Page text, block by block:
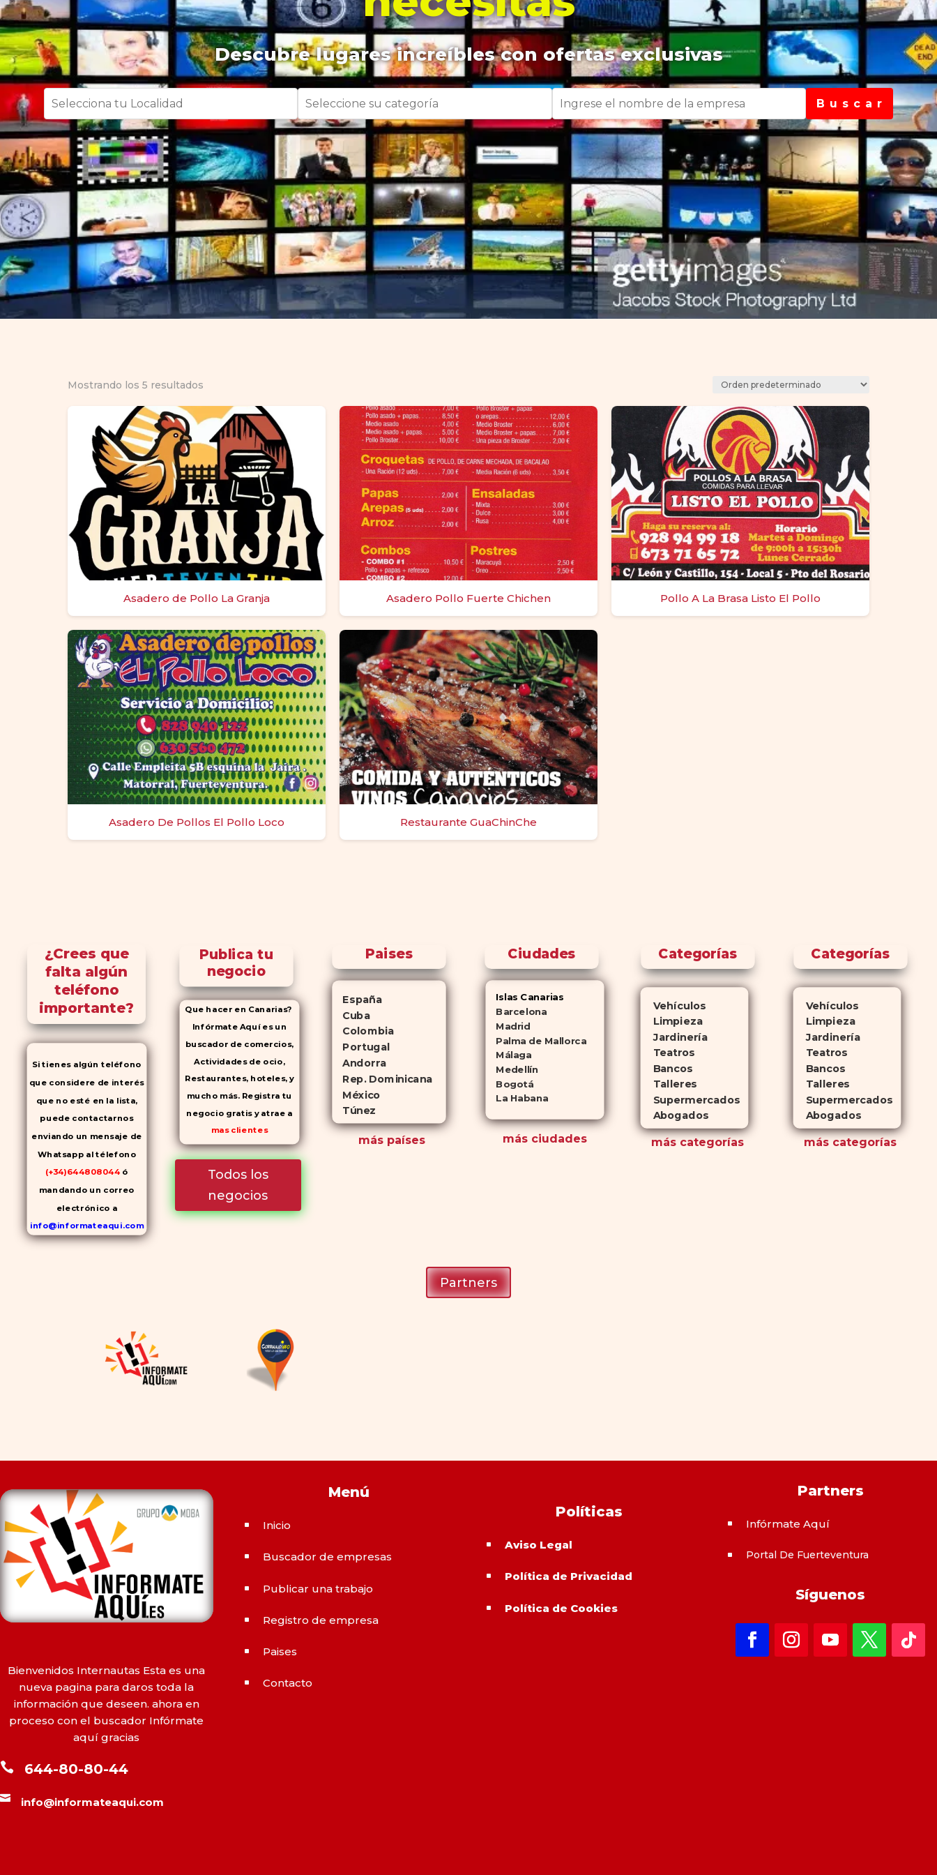
Descubre lugares increíbles con ofertas exclusivas
B u s c a r
Mostrando los 5 resultados
Asadero de Pollo La Granja Asadero Pollo Fuerte Chichen Pollo A La Brasa Listo El Pollo
Asadero De Pollos El Pollo Loco Restaurante GuaChinChe
¿Crees que
falta algún
teléfono
importante?
Si tienes algún teléfono
que considere de interés
que no esté en la lista,
puede contactarnos
enviando un mensaje de
Whatsapp al télefono
(+34)644808044 ó
mandando un correo
electrónico a
info@informateaqui.com
Mientras que antes la
permitido la producción de
alternativas genéricas tanto
En su mayor parte, ambos
medicamentos funcionan de
la misma manera y tienen
perfiles de efectos
secundarios similares. ¿La
principal diferencia? El
comprar Cialisejerce
sus efectos hasta 4 veces
opción atractiva para quienes
no desean planificar sus
actividades románticas con
antelación.
Publica tu
negocio
Que hacer en Canarias?
Infórmate Aquí es un
buscador de comercios,
Actividades de ocio,
Restaurantes, hoteles, y
mucho más. Registra tu
negocio gratis y atrae a
mas clientes
Todos los
negocios
Paises
España
Cuba
Colombia
Portugal
Andorra
Rep. Dominicana
México
Túnez
más países
Ciudades
Islas Canarias
Barcelona
Madrid
Palma de Mallorca
Málaga
Medellín
Bogotá
La Habana
más ciudades
Categorías
Vehículos
Limpieza
Jardinería
Teatros
Bancos
Talleres
Supermercados
Abogados
más categorías
Categorías
Vehículos
Limpieza
Jardinería
Teatros
Bancos
Talleres
Supermercados
Abogados
más categorías
Partners
Bienvenidos Internautas Esta es una
nueva pagina para daros toda la
información que deseen. ahora en
proceso con el buscador Infórmate
aquí gracias
 644-80-80-44
 info@informateaqui.com
Menú
^ Inicio
^ Buscador de empresas
^ Publicar una trabajo
^ Registro de empresa
^ Paises
^ Contacto
Políticas
^ Aviso Legal
^ Política de Privacidad
^ Política de Cookies
Partners
^ Infórmate Aquí
^ Portal De Fuerteventura
Síguenos